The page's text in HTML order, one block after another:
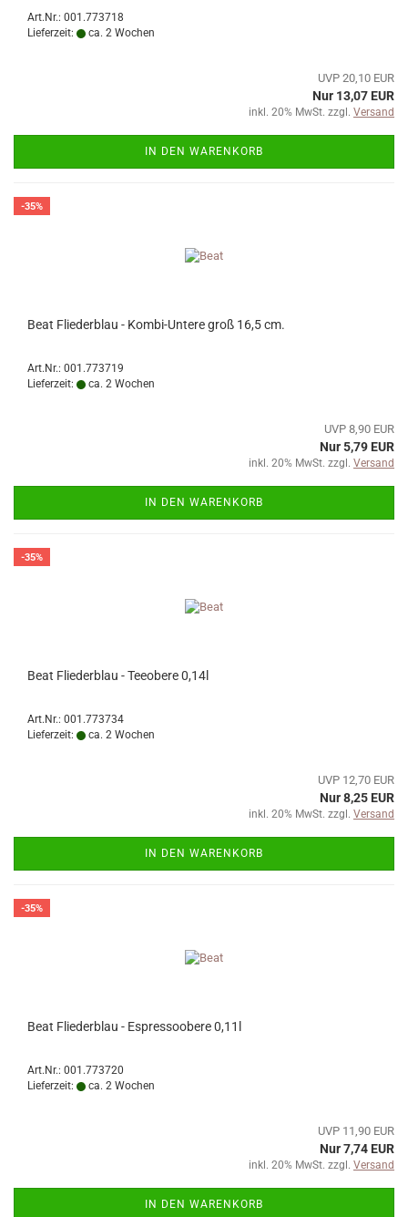
Art.Nr.: 001.773718
Lieferzeit:
ca. 2 Wochen
UVP 20,10 EUR
Nur 13,07 EUR
inkl. 20% MwSt. zzgl. Versand
IN DEN WARENKORB
-35%
Beat Fliederblau - Kombi-Untere groß 16,5 cm.
Art.Nr.: 001.773719
Lieferzeit:
ca. 2 Wochen
UVP 8,90 EUR
Nur 5,79 EUR
inkl. 20% MwSt. zzgl. Versand
IN DEN WARENKORB
-35%
Beat Fliederblau - Teeobere 0,14l
Art.Nr.: 001.773734
Lieferzeit:
ca. 2 Wochen
UVP 12,70 EUR
Nur 8,25 EUR
inkl. 20% MwSt. zzgl. Versand
IN DEN WARENKORB
-35%
Beat Fliederblau - Espressoobere 0,11l
Art.Nr.: 001.773720
Lieferzeit:
ca. 2 Wochen
UVP 11,90 EUR
Nur 7,74 EUR
inkl. 20% MwSt. zzgl. Versand
IN DEN WARENKORB